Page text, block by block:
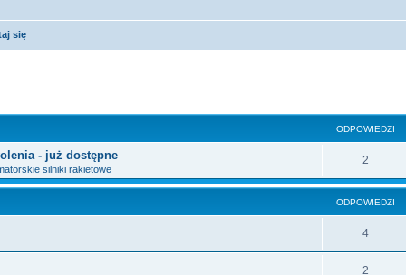
się
ODPOWIEDZI
- już dostępne
silniki rakietowe
2
ODPOWIEDZI
4
2